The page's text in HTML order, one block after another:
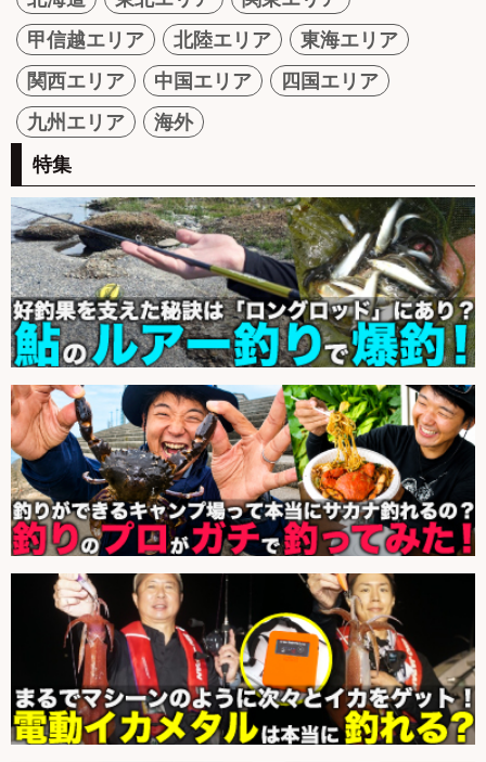
甲信越エリア
北陸エリア
東海エリア
関西エリア
中国エリア
四国エリア
九州エリア
海外
特集